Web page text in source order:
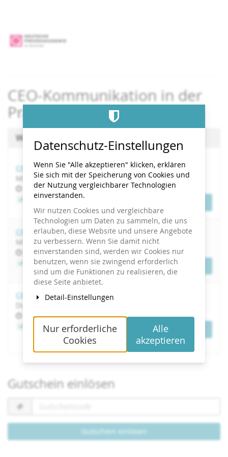
springen
CEO-Kommunikation in der
Praxis
Wählen Sie einen Termin aus
CEO-Kommunikation in der Praxis
Mi, 11. November 2026
Uhrzeit
09:00 bis
17:00
Jetzt buchen
CEO-Kommunikation in der Praxis
Mi, 7. April 2027
Uhrzeit
09:00 –bis
17:00
Jetzt buchen Tickets
CEO-Kommunikation in der Praxis
Di, 29. Juni 2027
Uhrzeit
09:00 –bis
17:00
Jetzt buchen Tickets
Gutschein einlösen
Gutscheincode
erforderlich
Gutschein einlösen
Datenschutz-Einstellungen
Wenn Sie "Alle akzeptieren" klicken, erklären
Sie sich mit der Speicherung von Cookies und
der Nutzung vergleichbarer Technologien
einverstanden.
Wir nutzen Cookies und vergleichbare
Technologien um Daten zu sammeln, die uns
erlauben, diese Website und unsere Angebote
zu verbessern. Wenn Sie damit nicht
einverstanden sind, werden wir Cookies nur
benutzen, wenn sie zwingend erforderlich
sind um die Funktionen zu realisieren, die
diese Seite anbietet.
Detail-Einstellungen
Nur erforderliche
Cookies
Alle
akzeptieren